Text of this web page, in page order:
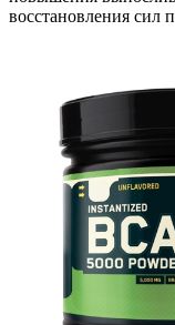
восстановления сил